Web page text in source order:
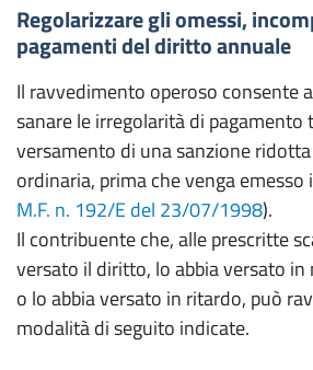
Regolarizzare gli omessi,
pagamenti del diritto annuale
Il ravvedimento operoso consente
sanare le irregolarità di pagamento
versamento di una sanzione
ordinaria, prima che venga emesso
M.F. n. 192/E del 23/07/1998).
Il contribuente che, alle prescritte
versato il diritto, lo abbia versato
o lo abbia versato in ritardo, può
modalità di seguito indicate.